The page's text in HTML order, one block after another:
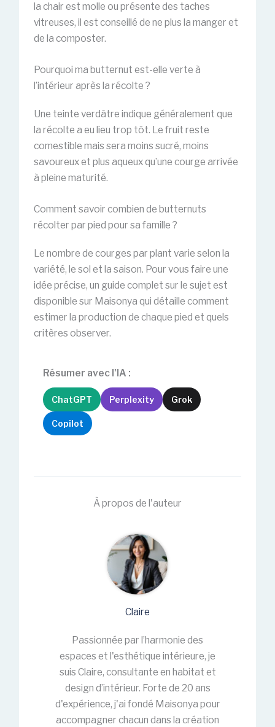
la chair est molle ou présente des taches
vitreuses, il est conseillé de ne plus la manger et
de la composter.
Pourquoi ma butternut est-elle verte à
l’intérieur après la récolte ?
Une teinte verdâtre indique généralement que
la récolte a eu lieu trop tôt. Le fruit reste
comestible mais sera moins sucré, moins
savoureux et plus aqueux qu’une courge arrivée
à pleine maturité.
Comment savoir combien de butternuts
récolter par pied pour sa famille ?
Le nombre de courges par plant varie selon la
variété, le sol et la saison. Pour vous faire une
idée précise, un guide complet sur le sujet est
disponible sur Maisonya qui détaille comment
estimer la production de chaque pied et quels
critères observer.
Résumer avec l'IA :
ChatGPT Perplexity Grok
Copilot
À propos de l'auteur
Claire
Passionnée par l’harmonie des
espaces et l'esthétique intérieure, je
suis Claire, consultante en habitat et
design d’intérieur. Forte de 20 ans
d'expérience, j'ai fondé Maisonya pour
accompagner chacun dans la création